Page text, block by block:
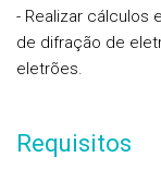
- Realizar cálculos
de difração de
eletrões.
Requisitos